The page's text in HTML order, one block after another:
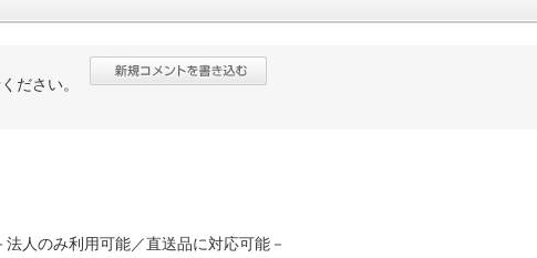
ださい。
人のみ利用可能／直送品に対応可能－